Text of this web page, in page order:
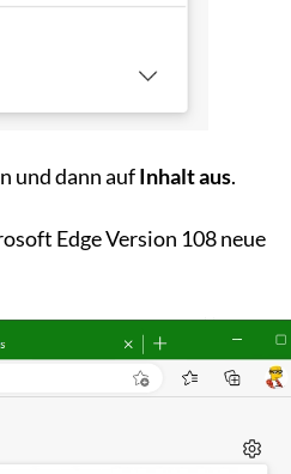
und dann aufInhalt aus.
Edge Version 108 neue